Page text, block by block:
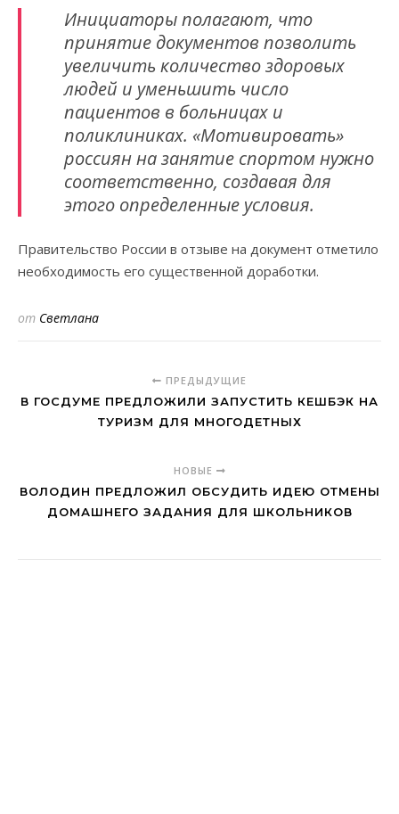
Инициаторы полагают, что
принятие документов позволить
увеличить количество здоровых
людей и уменьшить число
пациентов в больницах и
поликлиниках. «Мотивировать»
россиян на занятие спортом нужно
соответственно, создавая для
этого определенные условия.
Правительство России в отзыве на документ отметило
необходимость его существенной доработки.
от Светлана
ПРЕДЫДУЩИЕ
В ГОСДУМЕ ПРЕДЛОЖИЛИ ЗАПУСТИТЬ КЕШБЭК НА
ТУРИЗМ ДЛЯ МНОГОДЕТНЫХ
НОВЫЕ
ВОЛОДИН ПРЕДЛОЖИЛ ОБСУДИТЬ ИДЕЮ ОТМЕНЫ
ДОМАШНЕГО ЗАДАНИЯ ДЛЯ ШКОЛЬНИКОВ